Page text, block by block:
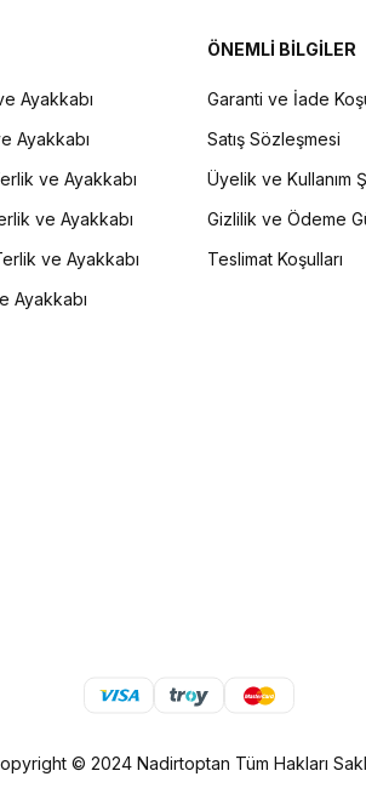
Ayakkabı
Ayakkabı
ve Ayakkabı
ve Ayakkabı
ve Ayakkabı
Ayakkabı
ÖNEMLİ BİLGİLER
Garanti ve İade
Satış Sözleşmesi
Üyelik ve Kullanım
Gizlilik ve Ödeme
Teslimat Koşulları
© 2024 Nadirtoptan Tüm Hakları